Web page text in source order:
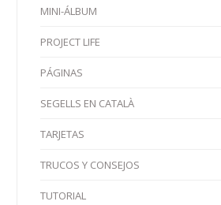
MINI-ÁLBUM
PROJECT LIFE
PÁGINAS
SEGELLS EN CATALÀ
TARJETAS
TRUCOS Y CONSEJOS
TUTORIAL